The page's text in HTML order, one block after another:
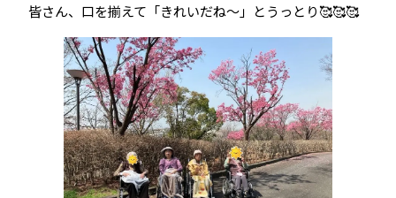
皆さん、口を揃えて「きれいだね～」とうっとり🥰🥰🥰